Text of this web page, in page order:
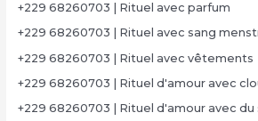
+229 68260703 | Rituel avec parfum
+229 68260703 | Rituel avec sang
+229 68260703 | Rituel avec vêtements
+229 68260703 | Rituel d'amour avec
+229 68260703 | Rituel d'amour avec du